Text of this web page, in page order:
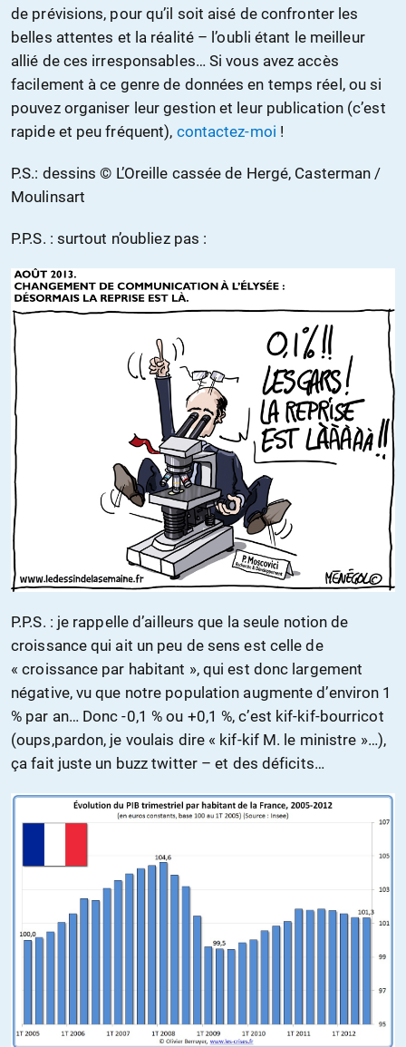
de prévisions, pour qu’il soit aisé de confronter les
belles attentes et la réalité – l’oubli étant le meilleur
allié de ces irresponsables… Si vous avez accès
facilement à ce genre de données en temps réel, ou si
pouvez organiser leur gestion et leur publication (c’est
rapide et peu fréquent), contactez-moi !
P.S.: dessins © L’Oreille cassée de Hergé, Casterman /
Moulinsart
P.P.S. : surtout n’oubliez pas :
P.P.S. : je rappelle d’ailleurs que la seule notion de
croissance qui ait un peu de sens est celle de
« croissance par habitant », qui est donc largement
négative, vu que notre population augmente d’environ 1
% par an… Donc -0,1 % ou +0,1 %, c’est kif-kif-bourricot
(oups,pardon, je voulais dire « kif-kif M. le ministre »…),
ça fait juste un buzz twitter – et des déficits…